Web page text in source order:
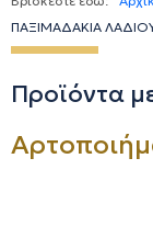
ΠΑΞΙΜΑΔΑΚΙΑ
Προϊόντα